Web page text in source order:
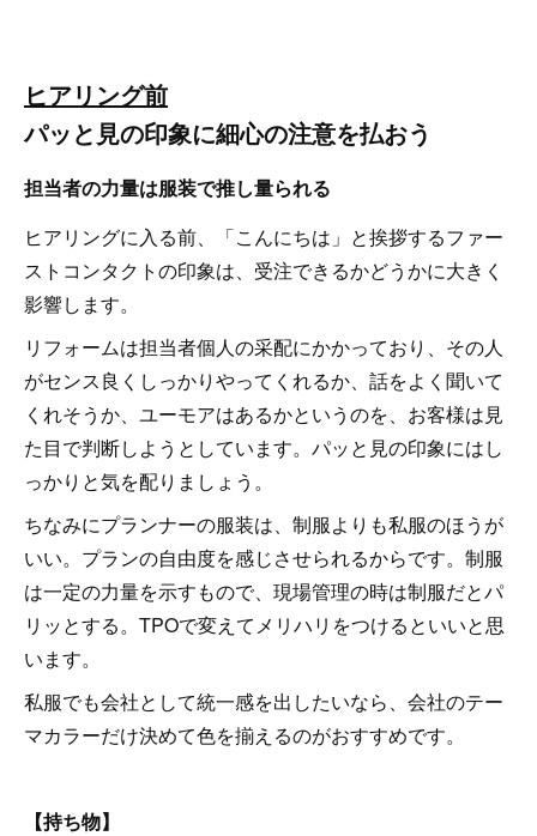
ヒアリング前
パッと見の印象に細心の注意を払おう
担当者の力量は服装で推し量られる
ヒアリングに入る前、「こんにちは」と挨拶するファー
ストコンタクトの印象は、受注できるかどうかに大きく
影響します。
リフォームは担当者個人の采配にかかっており、その人
がセンス良くしっかりやってくれるか、話をよく聞いて
くれそうか、ユーモアはあるかというのを、お客様は見
た目で判断しようとしています。パッと見の印象にはし
っかりと気を配りましょう。
ちなみにプランナーの服装は、制服よりも私服のほうが
いい。プランの自由度を感じさせられるからです。制服
は一定の力量を示すもので、現場管理の時は制服だとパ
リッとする。TPOで変えてメリハリをつけるといいと思
います。
私服でも会社として統一感を出したいなら、会社のテー
マカラーだけ決めて色を揃えるのがおすすめです。
【持ち物】